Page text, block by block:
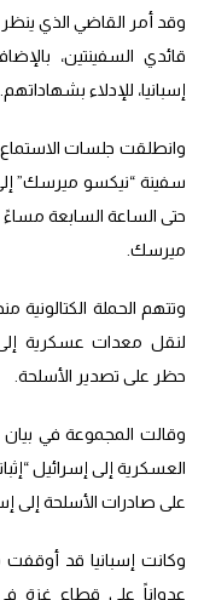
قائدي السفينتين،
إسبانيا، للإدلاء بشهاداتهم.
سفينة “نيكسو ميرسك”
حتى الساعة السابعة مساءً
ميرسك.
وتتهم الحملة الكتالونية
لنقل معدات عسكرية إلى
حظر على تصدير الأسلحة.
وقالت المجموعة في
العسكرية إلى إسرائيل
على صادرات الأسلحة إلى
وكانت إسبانيا قد أوقفت